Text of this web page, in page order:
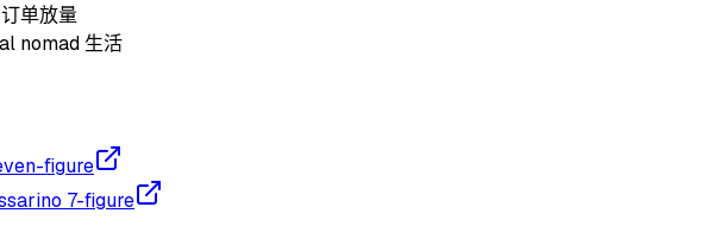
单放量
nomad 生活
figure
7-figure